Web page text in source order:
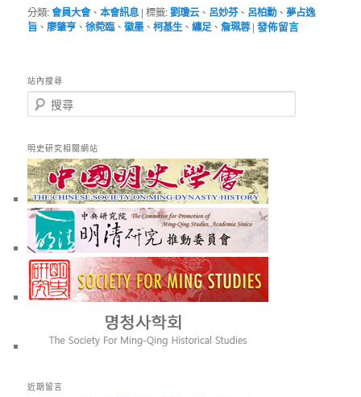
分類:會員大會、本會訊息 |標籤:劉瓊云、 呂妙芬、 呂柏勳 、夢占逸
旨 、 廖肇亨、徐菀臨、徽墨、柯基生 、纏足 、詹珮蓉 |發佈留言
站內搜尋
搜
尋
明史研究相關網站
近期留言